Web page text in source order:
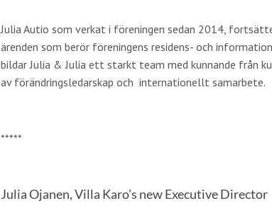
Julia Autio som verkat i föreningen sedan 2014,
ärenden som berör föreningens residens- och
bildar Julia & Julia ett starkt team med kunnande från
av förändringsledarskap och internationellt samarbete.
*****
Julia Ojanen, Villa Karo's new Executive Director